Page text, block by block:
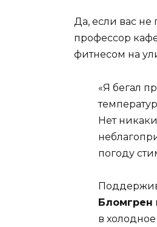
Да, если вас не
профессор
фитнесом на
«Я бегал
Нет
погоду
Бломгрен
в